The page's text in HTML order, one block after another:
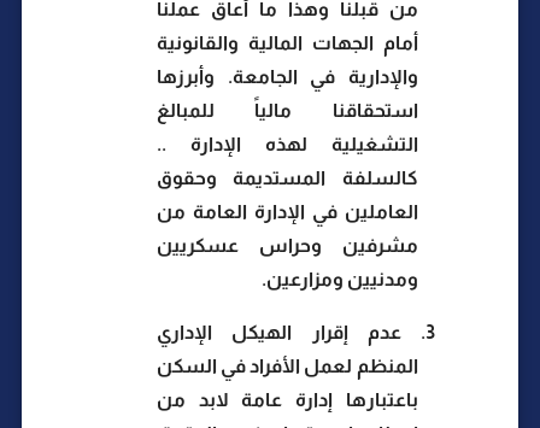
من قبلنا وهذا ما أعاق عملنا
أمام الجهات المالية والقانونية
والإدارية في الجامعة. وأبرزها
استحقاقنا مالياً للمبالغ
التشغيلية لهذه الإدارة ..
كالسلفة المستديمة وحقوق
العاملين في الإدارة العامة من
مشرفين وحراس عسكريين
ومدنيين ومزارعين.
3.
عدم إقرار الهيكل الإداري
المنظم لعمل الأفراد في السكن
باعتبارها إدارة عامة لابد من